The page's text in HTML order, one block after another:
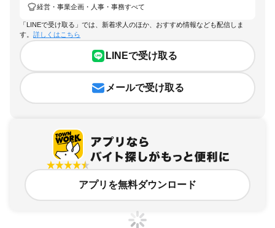
経営・事業企画・人事・事務すべて
「LINEで受け取る」では、新着求人のほか、おすすめ情報なども配信しま
す。 詳しくはこちら
LINEで受け取る
メールで受け取る
アプリを無料ダウンロード